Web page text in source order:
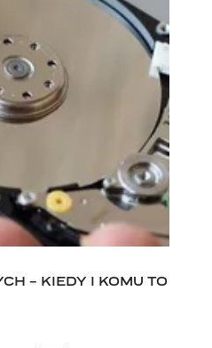
- KIEDY I KOMU TO